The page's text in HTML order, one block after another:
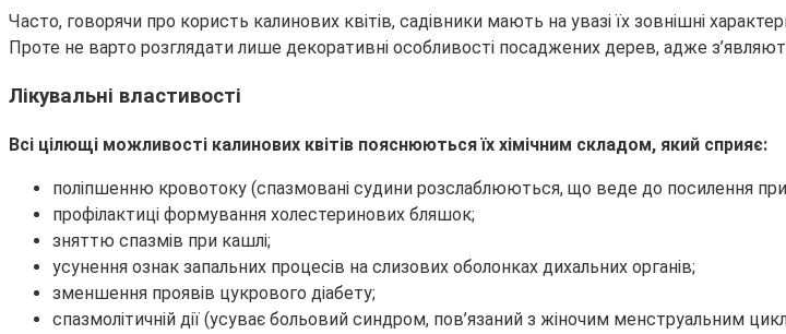
Часто, говорячи про користь калинових квітів, садівники мають на увазі їх зовнішні
Проте не варто розглядати лише декоративні особливості посаджених дерев, адже
Лікувальні властивості
Всі цілющі можливості калинових квітів пояснюються їх хімічним складом, який сприяє:
поліпшенню кровотоку (спазмовані судини розслаблюються, що веде до посилення
профілактиці формування холестеринових бляшок;
зняттю спазмів при кашлі;
усунення ознак запальних процесів на слизових оболонках дихальних органів;
зменшення проявів цукрового діабету;
спазмолітичній дії (усуває больовий синдром, пов’язаний з жіночим менструальним